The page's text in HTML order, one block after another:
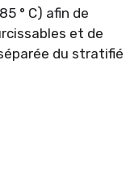
° C) afin de
et de
du stratifié